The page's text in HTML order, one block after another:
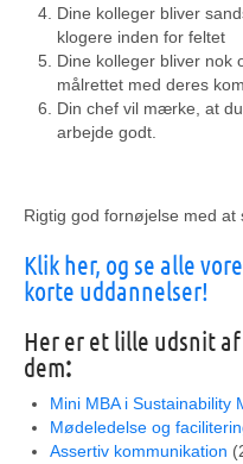
Dine kolleger bliver
klogere inden for feltet
Dine kolleger bliver nok
målrettet med deres
Din chef vil mærke, at
arbejde godt.
Rigtig god fornøjelse med at
Klik her, og se alle
korte uddannelser!
Her er et lille udsnit af
dem:
Mini MBA i Sustainability
Mødeledelse og
Assertiv kommunikation